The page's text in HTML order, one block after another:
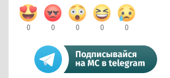
0 0 0 0 0